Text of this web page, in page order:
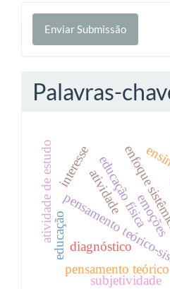
Enviar
Submissão
Enviar Submissão
Palavras-
pensamento
enfoque
diagnóstico
educação física
atividade de estudo interesse
atividade
pensamento teórico
educação
subjetividade